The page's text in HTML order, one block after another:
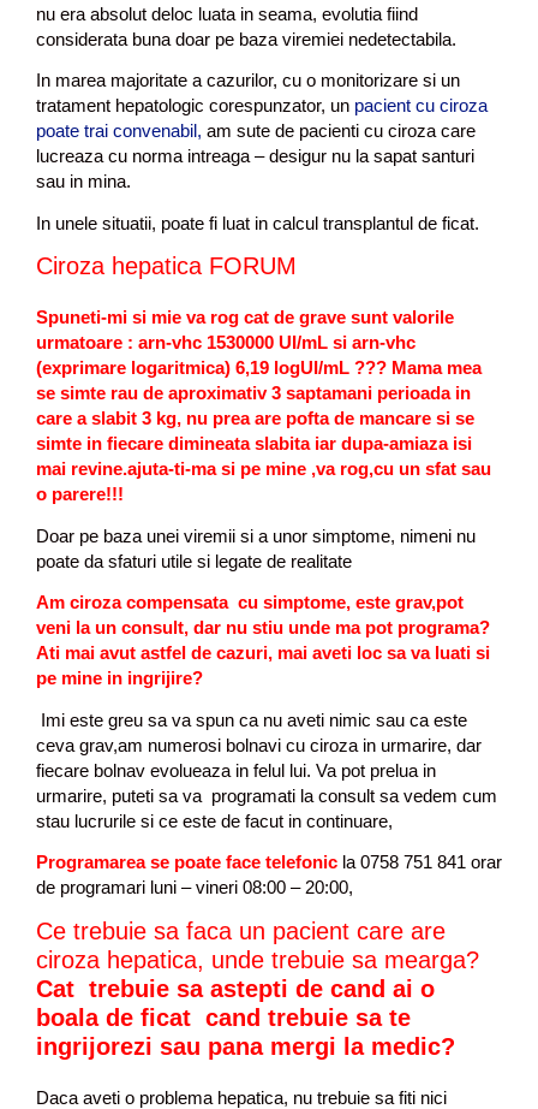
nu era absolut deloc luata in seama, evolutia fiind
considerata buna doar pe baza viremiei nedetectabila.
In marea majoritate a cazurilor, cu o monitorizare si un
tratament hepatologic corespunzator, un pacient cu ciroza
poate trai convenabil, am sute de pacienti cu ciroza care
lucreaza cu norma intreaga – desigur nu la sapat santuri
sau in mina.
In unele situatii, poate fi luat in calcul transplantul de ficat.
Ciroza hepatica FORUM
Spuneti-mi si mie va rog cat de grave sunt valorile
urmatoare : arn-vhc 1530000 UI/mL si arn-vhc
(exprimare logaritmica) 6,19 logUI/mL ??? Mama mea
se simte rau de aproximativ 3 saptamani perioada in
care a slabit 3 kg, nu prea are pofta de mancare si se
simte in fiecare dimineata slabita iar dupa-amiaza isi
mai revine.ajuta-ti-ma si pe mine ,va rog,cu un sfat sau
o parere!!!
Doar pe baza unei viremii si a unor simptome, nimeni nu
poate da sfaturi utile si legate de realitate
Am ciroza compensata cu simptome, este grav,pot
veni la un consult, dar nu stiu unde ma pot programa?
Ati mai avut astfel de cazuri, mai aveti loc sa va luati si
pe mine in ingrijire?
Imi este greu sa va spun ca nu aveti nimic sau ca este
ceva grav,am numerosi bolnavi cu ciroza in urmarire, dar
fiecare bolnav evolueaza in felul lui. Va pot prelua in
urmarire, puteti sa va programati la consult sa vedem cum
stau lucrurile si ce este de facut in continuare,
Programarea se poate face telefonic la 0758 751 841 orar
de programari luni – vineri 08:00 – 20:00,
Ce trebuie sa faca un pacient care are
ciroza hepatica, unde trebuie sa mearga?
Cat trebuie sa astepti de cand ai o
boala de ficat cand trebuie sa te
ingrijorezi sau pana mergi la medic?
Daca aveti o problema hepatica, nu trebuie sa fiti nici